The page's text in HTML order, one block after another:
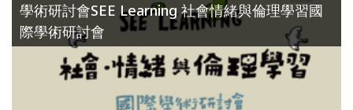
學術研討會SEE Learning 社會情緒與倫理學習國
際學術研討會